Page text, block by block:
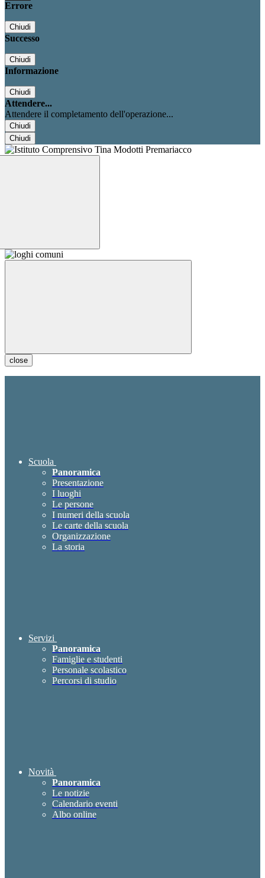
Errore
Chiudi
Successo
Chiudi
Informazione
Chiudi
Attendere...
Attendere il completamento dell'operazione...
Chiudi
Chiudi
close
Scuola
Panoramica
Presentazione
I luoghi
Le persone
I numeri della scuola
Le carte della scuola
Organizzazione
La storia
Servizi
Panoramica
Famiglie e studenti
Personale scolastico
Percorsi di studio
Novità
Panoramica
Le notizie
Calendario eventi
Albo online